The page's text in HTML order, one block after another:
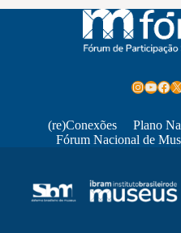
Instagram
X
(re)Conexões
Plano
Fórum Nacional de